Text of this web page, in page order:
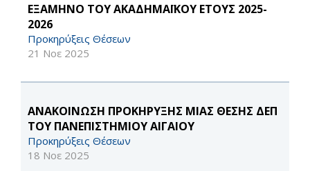
ΕΞΑΜΗΝΟ ΤΟΥ ΑΚΑΔΗΜΑΪΚΟΥ ΕΤΟΥΣ 2025-
2026
Προκηρύξεις Θέσεων
21 Νοε 2025
ΑΝΑΚΟΙΝΩΣΗ ΠΡΟΚΗΡΥΞΗΣ ΜΙΑΣ ΘΕΣΗΣ ΔΕΠ
ΤΟΥ ΠΑΝΕΠΙΣΤΗΜΙΟΥ ΑΙΓΑΙΟΥ
Προκηρύξεις Θέσεων
18 Νοε 2025